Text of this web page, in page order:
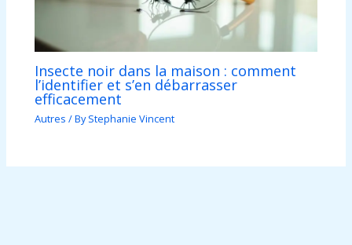
Insecte noir dans la maison : comment
l’identifier et s’en débarrasser
efficacement
Autres / ByStephanie Vincent